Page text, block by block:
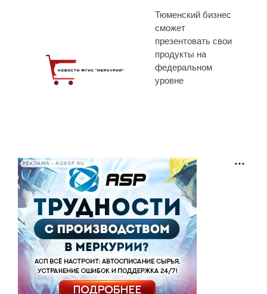
Тюменский бизнес
сможет
презентовать свои
продукты на
федеральном
уровне
РЕКЛАМА • AOASP.RU